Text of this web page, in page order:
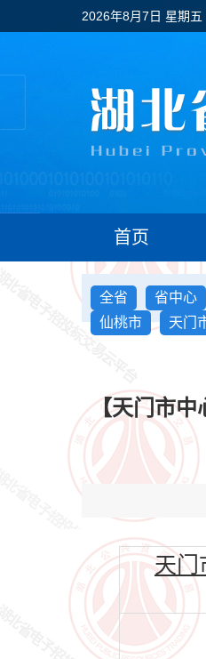
2026年8月7日 星期五
首页
全省
省中心
仙桃市
天门
【天门市中
天门